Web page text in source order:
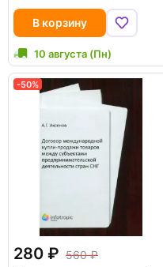
В корзину
10 августа (Пн)
-50%
280
560